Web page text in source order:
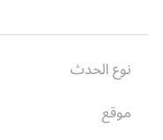
نوع الحدث
موقع